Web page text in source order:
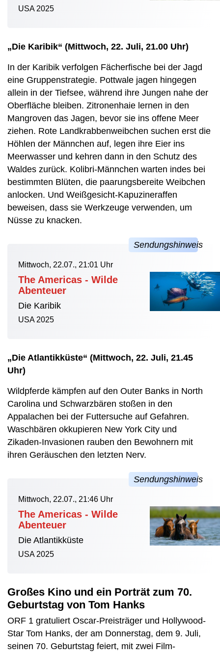
USA 2025
„Die Karibik“ (Mittwoch, 22. Juli, 21.00 Uhr)
In der Karibik verfolgen Fächerfische bei der Jagd
eine Gruppenstrategie. Pottwale jagen hingegen
allein in der Tiefsee, während ihre Jungen nahe der
Oberfläche bleiben. Zitronenhaie lernen in den
Mangroven das Jagen, bevor sie ins offene Meer
ziehen. Rote Landkrabbenweibchen suchen erst die
Höhlen der Männchen auf, legen ihre Eier ins
Meerwasser und kehren dann in den Schutz des
Waldes zurück. Kolibri-Männchen warten indes bei
bestimmten Blüten, die paarungsbereite Weibchen
anlocken. Und Weißgesicht-Kapuzineraffen
beweisen, dass sie Werkzeuge verwenden, um
Nüsse zu knacken.
Mittwoch, 22.07., 21:01 Uhr
The Americas - Wilde
Abenteuer
Die Karibik
USA 2025
„Die Atlantikküste“ (Mittwoch, 22. Juli, 21.45
Uhr)
Wildpferde kämpfen auf den Outer Banks in North
Carolina und Schwarzbären stoßen in den
Appalachen bei der Futtersuche auf Gefahren.
Waschbären okkupieren New York City und
Zikaden-Invasionen rauben den Bewohnern mit
ihren Geräuschen den letzten Nerv.
Mittwoch, 22.07., 21:46 Uhr
The Americas - Wilde
Abenteuer
Die Atlantikküste
USA 2025
Großes Kino und ein Porträt zum 70.
Geburtstag von Tom Hanks
ORF 1 gratuliert Oscar-Preisträger und Hollywood-
Star Tom Hanks, der am Donnerstag, dem 9. Juli,
seinen 70. Geburtstag feiert, mit zwei Film-